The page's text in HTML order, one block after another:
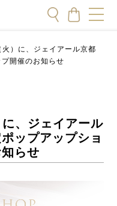
）に、ジェイアール京都
開催のお知らせ
、ジェイアール
ップアップショ
らせ